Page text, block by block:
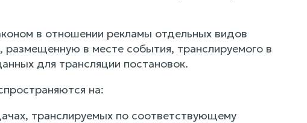
в отношении рекламы отдельных видов
размещенную в месте события, транслируемого в
для трансляции постановок.
на:
транслируемых по соответствующему